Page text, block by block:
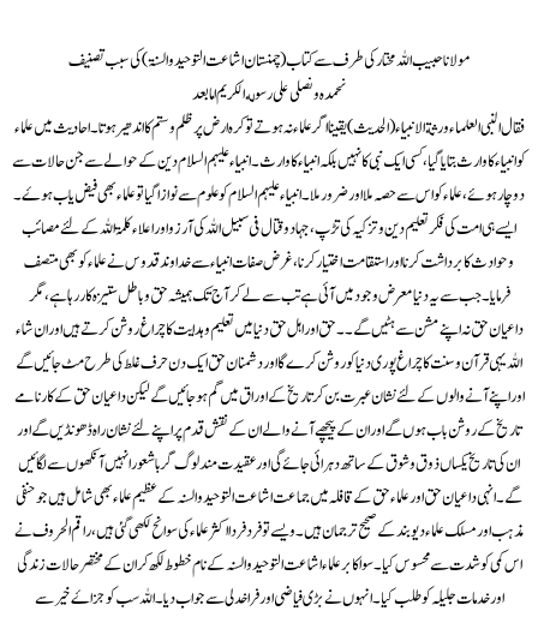
مولانا حبیب اللہ مختار کی طرف سے کتاب( چمنستان اشاعت التوحید والسنۃ) کی سبب تصنیف
نحمده و نصلی علی رسوله الكريم اما بعد
فقال النبی العلماء ورثة الانبياء (الحديث) یقینا اگر علماء نہ ہوتے تو کرہ ارض پرظلم وستم کا اندھیر ہوتا۔ احادیث میں علماء
کو انبیاء کا وارث بتایا گیا، کسی ایک نبی کا نہیں بلکہ انبیاء کا وارث ۔ انبیاء علیہم السلام دین کے حوالے سے جن حالات سے
دو چار ہوئے ، علماء کو اس سے حصہ ملا اور ضرور ملا۔ انبیاء علیہم السلام کو علوم سے نوازا گیا تو علماء بھی فیض یاب ہوۓ ۔
ایسے ہی امت کی فکر تعلیم دین و تزکیہ کی تڑپ ، جہاد وقتال فی سبیل اللہ کی آرزو اور اعلاء کلمۃ اللہ کے لئے مصائب
وحوادث کا برداشت کرنا اور استقامت اختیار کرنا، غرض صفات انبیاء سے خداوند قدوس نے علماء کو بھی متصف
فرمایا۔جب سے یہ دنیا معرض وجود میں آئی ہے تب سے لے کر آج تک ہمیشہ حق و باطل ستیزہ کار رہا ہے، مگر
داعیان حق نہ اپنے مشن سے ہٹیں گے ۔ ۔حق اور اہل حق دنیا میں تعلیم و ہدایت کا چراغ روشن کرتے ہیں اور ان شاء
اللہ یہی قرآن وسنت کا چراغ پوری دنیا کو روشن کرے گا اور دشمنان حق ایک دن حرف غلط کی طرح مٹ جائیں گے
اور اپنے آنے والوں کے لئے نشان عبرت بن کر تاریخ کے اوراق میں گم ہو جائیں گے لیکن داعیان حق کے کارنامے
تاریخ کے روشن باب ہوں گے اور ان کے پیچھے آنے والے ان کے نقش قدم پر اپنے لئے نشان راہ ڈھونڈیں گے اور
ان کی تاریخ یکساں ذوق وشوق کے ساتھ دہرائی جائے گی اور عقیدت مند لوگ گر باشعور انہیں آنکھوں سے لگا ئیں
گے۔ انہی داعیان حق اور علماء حق کے قافلہ میں جماعت اشاعت التوحید والسنہ کے عظیم علماء بھی شامل ہیں جو حنفی
مذہب اور مسلک علماء دیوبند کے صحیح ترجمان ہیں ۔ ویسے تو فرد فردا اکثر علماء کی سوانح لکھی گئی ہیں ، راقم الحروف نے
اس کمی کو شدت سے محسوس کیا۔ سوا کا بر علماء اشاعت التوحید والسنہ کے نام خطوط لکھ کر ان کے مختصر حالات زندگی
اور خدمات جلیلہ کو طلب کیا۔ انہوں نے بڑی فیاضی اور فراخدلی سے جواب دیا۔ اللہ سب کو جزاۓ خیر سے